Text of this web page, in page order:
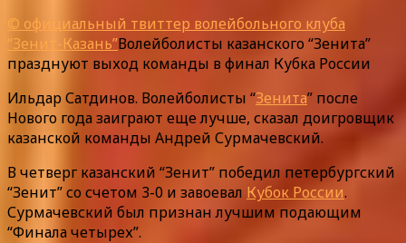
© официальный твиттер волейбольного клуба
“Зенит-Казань”Волейболисты казанского “Зенита”
празднуют выход команды в финал Кубка России
Ильдар Сатдинов. Волейболисты “Зенита” после
Нового года заиграют еще лучше, сказал доигровщик
казанской команды Андрей Сурмачевский.
В четверг казанский “Зенит” победил петербургский
“Зенит” со счетом 3-0 и завоевал Кубок России.
Сурмачевский был признан лучшим подающим
“Финала четырех”.